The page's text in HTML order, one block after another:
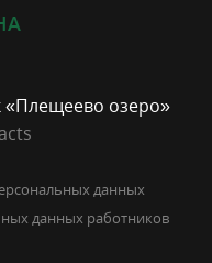
озеро»
данных
данных работников